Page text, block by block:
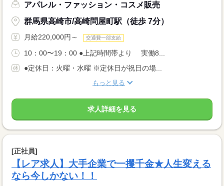
アパレル・ファッション・コスメ販売
群馬県高崎市/高崎問屋町駅（徒歩 7分）
月給220,000円～ 交通費一部支給
10：00〜19：00 ●上記時間帯より 実働8...
●定休日：火曜・水曜 ※定休日が祝日の場...
もっと見る
求人詳細を見る
[正社員]
【レア求人】大手企業で一攫千金★人生変える
なら今しかない！！